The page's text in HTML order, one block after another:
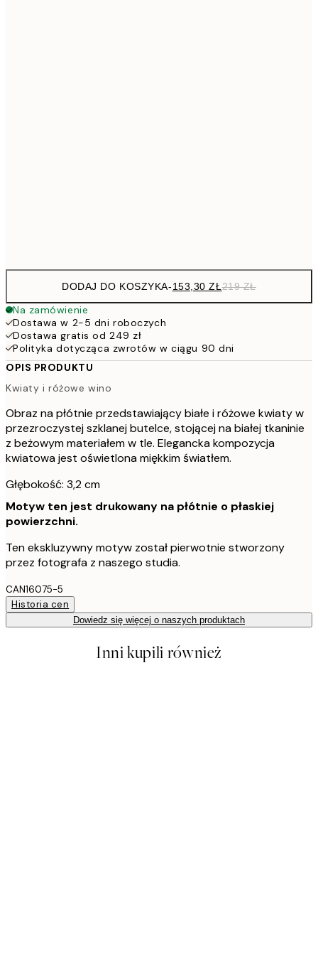
DODAJ DO KOSZYKA-153,30 ZŁ219 ZŁ
Na zamówienie
Dostawa w 2-5 dni roboczych
Dostawa gratis od 249 zł
Polityka dotycząca zwrotów w ciągu 90 dni
OPIS PRODUKTU
Kwiaty i różowe wino
Obraz na płótnie przedstawiający białe i różowe kwiaty w
przezroczystej szklanej butelce, stojącej na białej tkaninie
z beżowym materiałem w tle. Elegancka kompozycja
kwiatowa jest oświetlona miękkim światłem.
Głębokość: 3,2 cm
Motyw ten jest drukowany na płótnie o płaskiej
powierzchni.
Ten ekskluzywny motyw został pierwotnie stworzony
przez fotografa z naszego studia.
CAN16075-5
Historia cen
Dowiedz się więcej o naszych produktach
Inni kupili również